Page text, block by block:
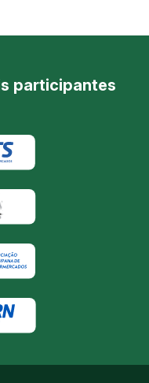
participantes